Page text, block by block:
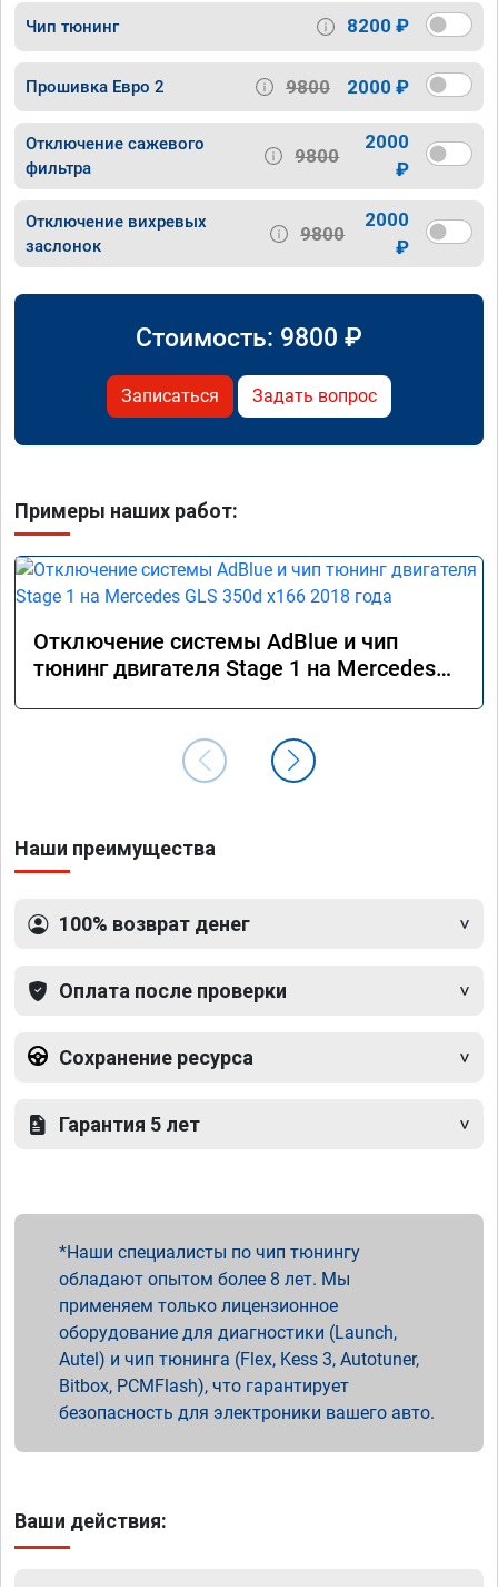
Чип тюнинг 8200 ₽
Прошивка Евро 2 9800 2000 ₽
Отключение сажевого
фильтра
9800
2000
₽
Отключение вихревых
заслонок
9800
2000
₽
Стоимость: 9800 ₽
Записаться Задать вопрос
Примеры наших работ:
Отключение системы AdBlue и чип
тюнинг двигателя Stage 1 на Mercedes
Наши преимущества
100% возврат денег
Оплата после проверки
Сохранение ресурса
Гарантия 5 лет
Наши специалисты по чип тюнингу
обладают опытом более 8 лет. Мы
применяем только лицензионное
оборудование для диагностики (Launch,
Autel) и чип тюнинга (Flex, Kess 3, Autotuner,
Bitbox, PCMFlash), что гарантирует
безопасность для электроники вашего авто.
Ваши действия: